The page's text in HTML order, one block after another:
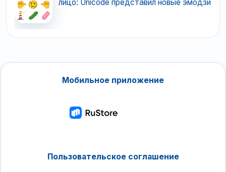
лицо: Unicode представил новые эмодзи
Мобильное приложение
Пользовательское соглашение